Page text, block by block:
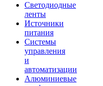
Светодиодные
ленты
Источники
питания
Системы
управления
и
автоматизации
Алюминиевые